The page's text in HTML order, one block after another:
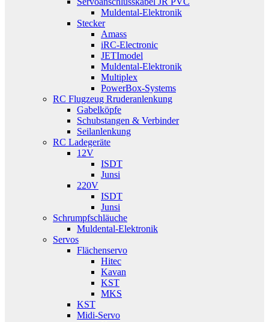
Muldental-Elektronik
Stecker
Amass
iRC-Electronic
JETImodel
Muldental-Elektronik
Multiplex
PowerBox-Systems
RC Flugzeug Rruderanlenkung
Gabelköpfe
Schubstangen & Verbinder
Seilanlenkung
RC Ladegeräte
12V
ISDT
Junsi
220V
ISDT
Junsi
Schrumpfschläuche
Muldental-Elektronik
Servos
Flächenservo
Hitec
Kavan
KST
MKS
KST
Midi-Servo